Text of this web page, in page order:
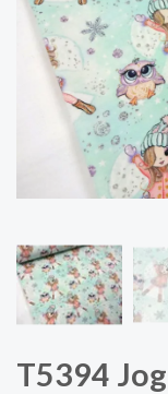
T5394